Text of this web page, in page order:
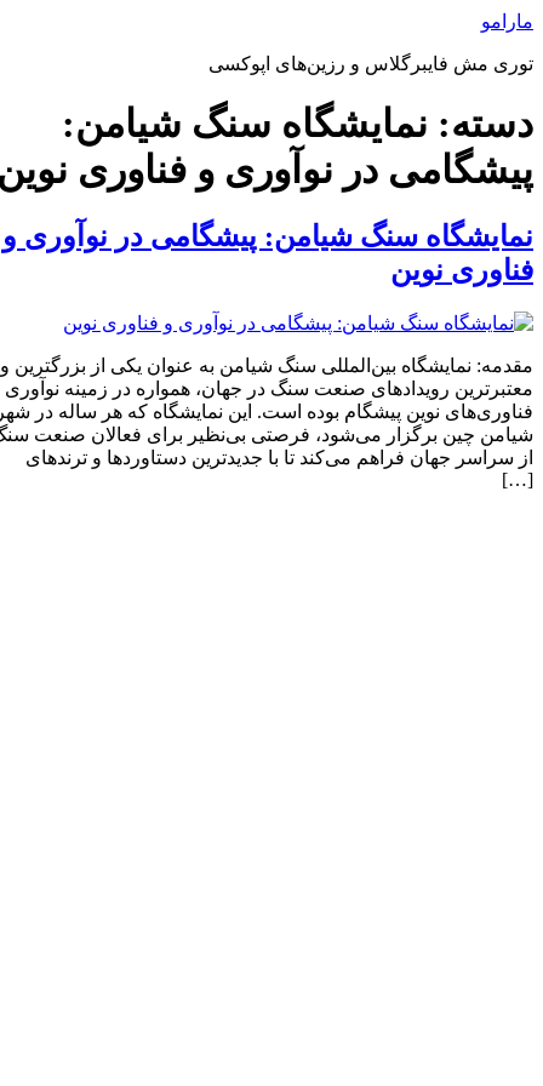
پرش
محتوا
مارامو
توری مش فایبرگلاس و رزین‌های اپوکسی
دسته: نمایشگاه سنگ شیامن:
پیشگامی در نوآوری و فناوری نوین
نمایشگاه سنگ شیامن: پیشگامی در نوآوری و
فناوری نوین
مقدمه: نمایشگاه بین‌المللی سنگ شیامن به عنوان یکی از بزرگترین و
معتبرترین رویدادهای صنعت سنگ در جهان، همواره در زمینه نوآوری و
فناوری‌های نوین پیشگام بوده است. این نمایشگاه که هر ساله در شهر
شیامن چین برگزار می‌شود، فرصتی بی‌نظیر برای فعالان صنعت سنگ
از سراسر جهان فراهم می‌کند تا با جدیدترین دستاوردها و ترندهای
[…]